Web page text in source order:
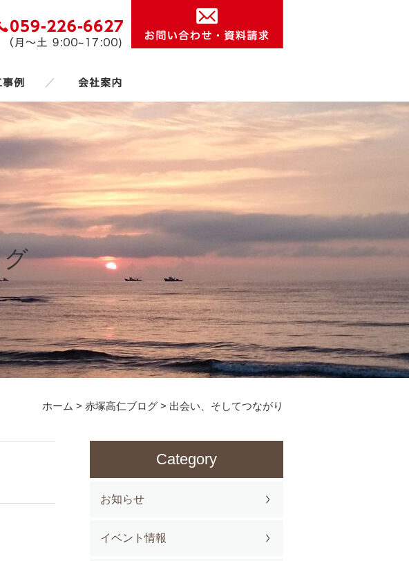
／
ホーム > 赤塚高仁ブログ > 出会い、そしてつながり
Category
お知らせ
イベント情報